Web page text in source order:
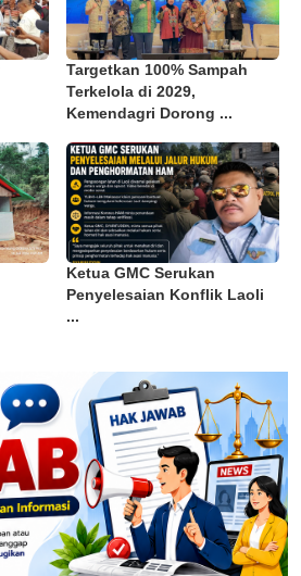
Targetkan 100% Sampah
Terkelola di 2029,
Kemendagri Dorong ...
Ketua GMC Serukan
Penyelesaian Konflik Laoli
...